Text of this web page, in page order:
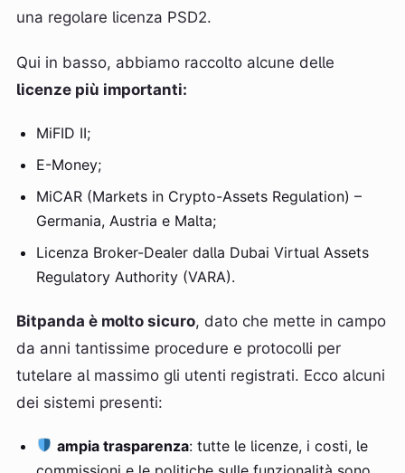
una regolare licenza PSD2.
Qui in basso, abbiamo raccolto alcune delle
licenze più importanti:
MiFID II;
E-Money;
MiCAR (Markets in Crypto-Assets Regulation) –
Germania, Austria e Malta;
Licenza Broker-Dealer dalla Dubai Virtual Assets
Regulatory Authority (VARA).
Bitpanda è molto sicuro, dato che mette in campo
da anni tantissime procedure e protocolli per
tutelare al massimo gli utenti registrati. Ecco alcuni
dei sistemi presenti:
ampia trasparenza: tutte le licenze, i costi, le